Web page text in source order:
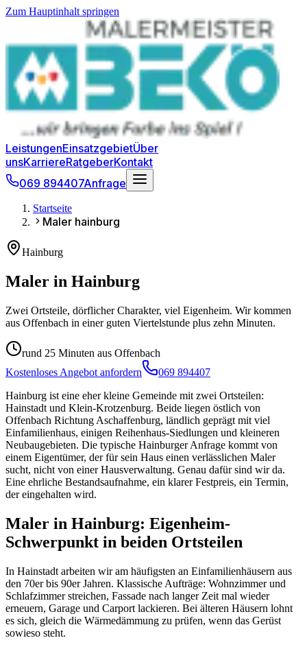
Zum Hauptinhalt springen
LeistungenEinsatzgebietÜber
unsKarriereRatgeberKontakt
069 894407Anfrage
Startseite
Maler hainburg
Hainburg
Maler in Hainburg
Zwei Ortsteile, dörflicher Charakter, viel Eigenheim. Wir kommen
aus Offenbach in einer guten Viertelstunde plus zehn Minuten.
rund 25 Minuten aus Offenbach
Kostenloses Angebot anfordern
069 894407
Hainburg ist eine eher kleine Gemeinde mit zwei Ortsteilen:
Hainstadt und Klein-Krotzenburg. Beide liegen östlich von
Offenbach Richtung Aschaffenburg, ländlich geprägt mit viel
Einfamilienhaus, einigen Reihenhaus-Siedlungen und kleineren
Neubaugebieten. Die typische Hainburger Anfrage kommt von
einem Eigentümer, der für sein Haus einen verlässlichen Maler
sucht, nicht von einer Hausverwaltung. Genau dafür sind wir da.
Eine ehrliche Bestandsaufnahme, ein klarer Festpreis, ein Termin,
der eingehalten wird.
Maler in Hainburg: Eigenheim-
Schwerpunkt in beiden Ortsteilen
In Hainstadt arbeiten wir am häufigsten an Einfamilienhäusern aus
den 70er bis 90er Jahren. Klassische Aufträge: Wohnzimmer und
Schlafzimmer streichen, Fassade nach langer Zeit mal wieder
erneuern, Garage und Carport lackieren. Bei älteren Häusern lohnt
es sich, gleich die Wärmedämmung zu prüfen, wenn das Gerüst
sowieso steht.